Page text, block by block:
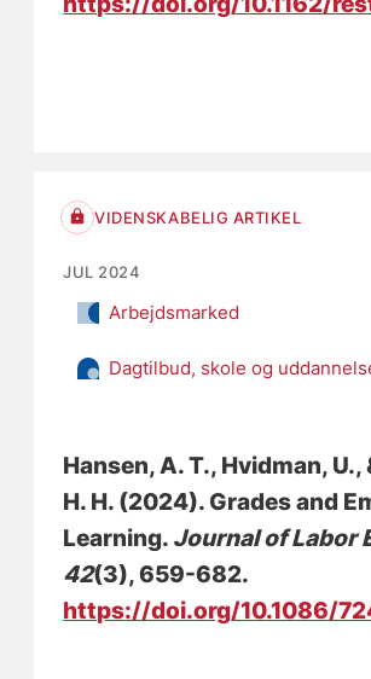
VIDENSKABELIG ARTIKEL
JUL 2024
Arbejdsmarked
Dagtilbud, skole og
Hansen, A. T., Hvidman, U.,
H. H. (2024). Grades and
Learning. Journal of Labor
42(3), 659-682.
https://doi.org/10.1086/